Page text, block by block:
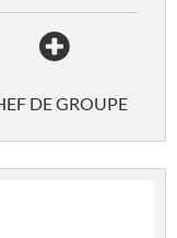
DE GROUPE